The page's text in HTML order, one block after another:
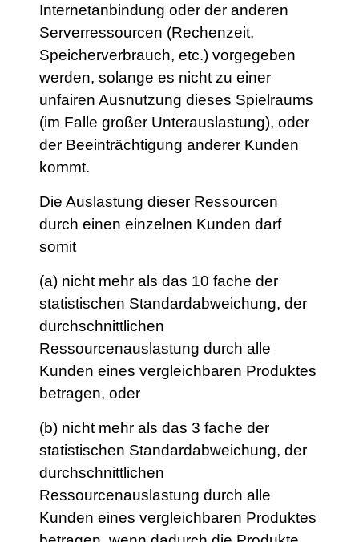
Internetanbindung oder der anderen
Serverressourcen (Rechenzeit,
Speicherverbrauch, etc.) vorgegeben
werden, solange es nicht zu einer
unfairen Ausnutzung dieses Spielraums
(im Falle großer Unterauslastung), oder
der Beeinträchtigung anderer Kunden
kommt.
Die Auslastung dieser Ressourcen
durch einen einzelnen Kunden darf
somit
(a) nicht mehr als das 10 fache der
statistischen Standardabweichung, der
durchschnittlichen
Ressourcenauslastung durch alle
Kunden eines vergleichbaren Produktes
betragen, oder
(b) nicht mehr als das 3 fache der
statistischen Standardabweichung, der
durchschnittlichen
Ressourcenauslastung durch alle
Kunden eines vergleichbaren Produktes